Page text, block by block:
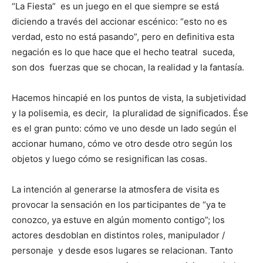
“La Fiesta” es un juego en el que siempre se está
diciendo a través del accionar escénico: “esto no es
verdad, esto no está pasando”, pero en definitiva esta
negación es lo que hace que el hecho teatral suceda,
son dos fuerzas que se chocan, la realidad y la fantasía.
Hacemos hincapié en los puntos de vista, la subjetividad
y la polisemia, es decir, la pluralidad de significados. Ése
es el gran punto: cómo ve uno desde un lado según el
accionar humano, cómo ve otro desde otro según los
objetos y luego cómo se resignifican las cosas.
La intención al generarse la atmosfera de visita es
provocar la sensación en los participantes de “ya te
conozco, ya estuve en algún momento contigo”; los
actores desdoblan en distintos roles, manipulador /
personaje y desde esos lugares se relacionan. Tanto